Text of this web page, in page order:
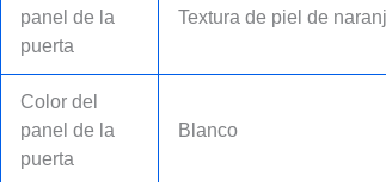
panel de la
puerta
Textura de piel de
Color del
panel de la
puerta
Blanco